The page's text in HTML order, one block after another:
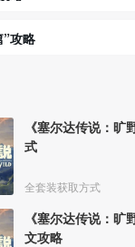
攻略
《塞尔达传说：
式
全套装获取方式
《塞尔达传说：
文攻略